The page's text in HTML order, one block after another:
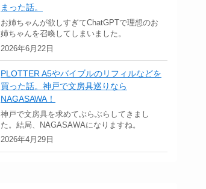
まった話。
2026年6月22日
お姉ちゃんが欲しすぎてChatGPTで理想のお
姉ちゃんを召喚してしまいました。
PLOTTER A5やバイブルのリフィルなどを
買った話。神戸で文房具巡りなら
NAGASAWA！
2026年4月29日
神戸で文房具を求めてぶらぶらしてきまし
た。結局、NAGASAWAになりますね。